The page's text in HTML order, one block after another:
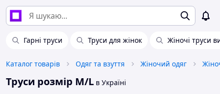
Гарні труси Труси для жінок Жіночі труси
Каталог товарів Одяг та взуття Жіночий одяг
Труси розмір M/L в Україні